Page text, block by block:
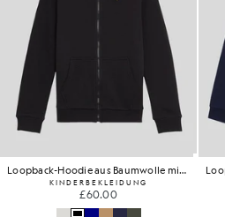
Loopback-Hoodie aus Baumwolle mit durchgehendem Reißverschluss
KINDERBEKLEIDUNG
£60.00